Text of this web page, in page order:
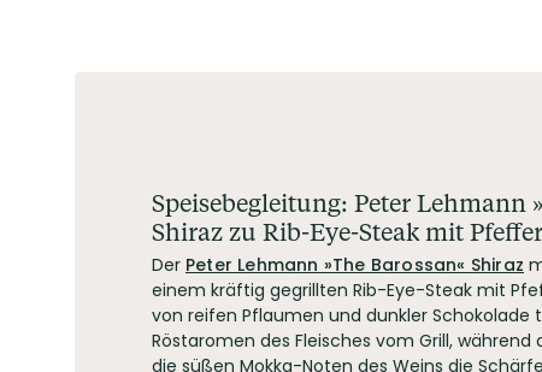
Speisebegleitung: Peter Lehmann
Shiraz zu Rib-Eye-Steak mit
Der Peter Lehmann »The Barossan« Shiraz
einem kräftig gegrillten Rib-Eye-Steak mit
von reifen Pflaumen und dunkler Schokolade
Röstaromen des Fleisches vom Grill, während
die süßen Mokka-Noten des Weins die